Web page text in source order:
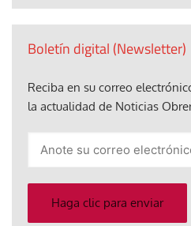
Boletín digital (Newsletter)
Reciba en su correo
la actualidad de Noticias
electrónico
Haga clic para enviar